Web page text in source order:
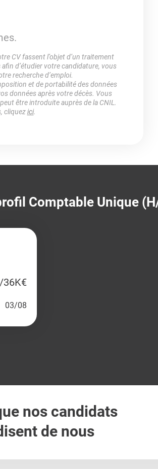
CV fassent l’objet d’un traitement
d’étudier votre candidature, vous
recherche d’emploi.
et de portabilité des données
données après votre décès. Vous
être introduite auprès de la CNIL.
cliquezici.
Comptable Unique
36K€
03/08
nos candidats
de nous